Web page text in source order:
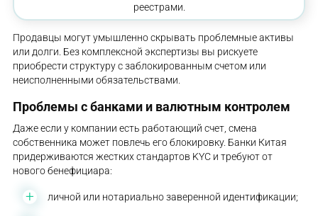
реестрами.
Продавцы могут умышленно скрывать проблемные активы
или долги. Без комплексной экспертизы вы рискуете
приобрести структуру с заблокированным счетом или
неисполненными обязательствами.
Проблемы с банками и валютным контролем
Даже если у компании есть работающий счет, смена
собственника может повлечь его блокировку. Банки Китая
придерживаются жестких стандартов KYC и требуют от
нового бенефициара:
личной или нотариально заверенной идентификации;